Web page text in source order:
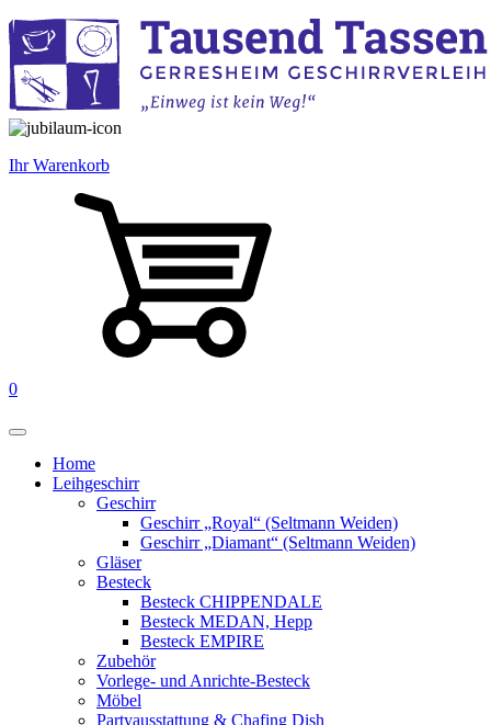
Ihr Warenkorb
0
Home
Leihgeschirr
Geschirr
Geschirr „Royal“ (Seltmann Weiden)
Geschirr „Diamant“ (Seltmann Weiden)
Gläser
Besteck
Besteck CHIPPENDALE
Besteck MEDAN, Hepp
Besteck EMPIRE
Zubehör
Vorlege- und Anrichte-Besteck
Möbel
Partyausstattung & Chafing Dish